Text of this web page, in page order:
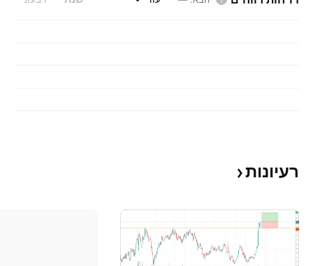
רעיונות